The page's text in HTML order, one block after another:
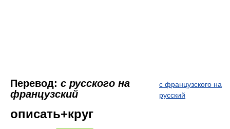
Перевод: с русского на
французский
с французского на
русский
описать+круг